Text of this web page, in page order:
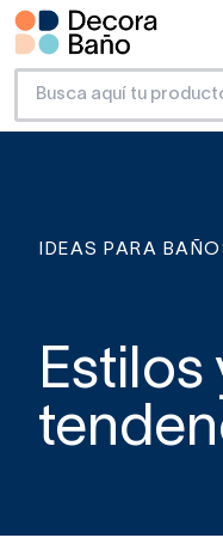
IDEAS PARA
Estilos